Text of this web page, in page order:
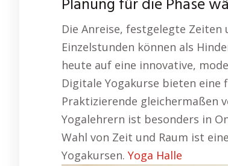
Planung für die Phase
Die Anreise, festgelegte
Einzelstunden können als
heute auf eine innovative,
Digitale Yogakurse bieten
Praktizierende gleichermaßen
Yogalehrern ist besonders in
Wahl von Zeit und Raum ist
Yogakursen. Yoga Halle